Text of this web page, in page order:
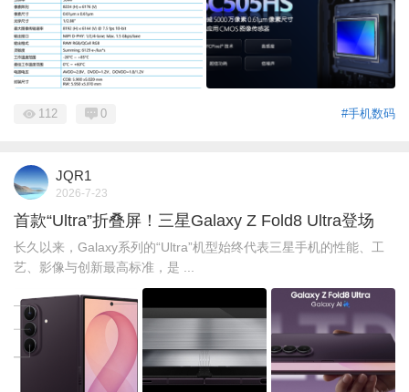
#手机数码
112 0
JQR1
2026-7-23
首款“Ultra”折叠屏！三星Galaxy Z Fold8 Ultra登场
长久以来，Galaxy系列的“Ultra”机型始终代表三星手机的性能、工
艺、影像与创新最高标准，是 ...